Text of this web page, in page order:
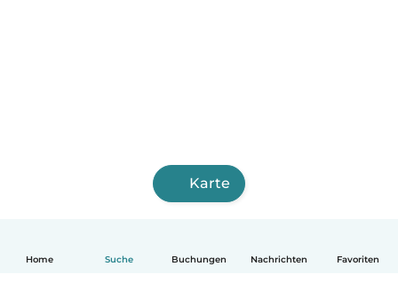
Home Suche Buchungen Nachrichten Favoriten
Karte